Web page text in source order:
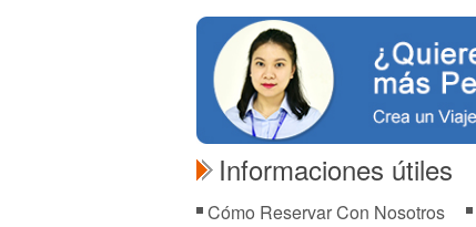
Informaciones útiles
Cómo Reservar Con Nosotros